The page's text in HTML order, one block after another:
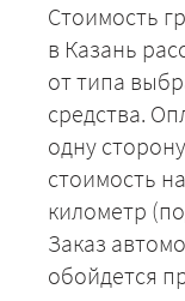
Стоимость
в Казань
от типа
средства.
одну
стоимость
километр
Заказ
обойдется